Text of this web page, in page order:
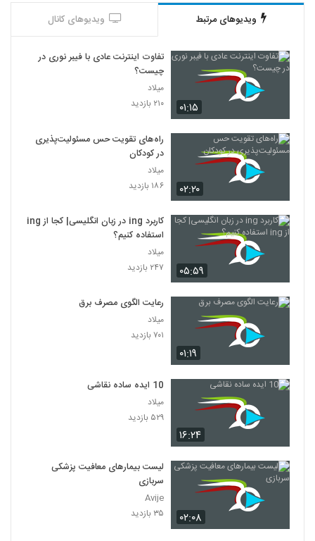
ویدیوهای مرتبط ویدیوهای کانال
۰۱:۱۵
تفاوت اینترنت عادی با فیبر نوری در
چیست؟
میلاد
۲۱۰ بازدید
۰۲:۲۰
راه‌های تقویت حس مسئولیت‌پذیری
در کودکان
میلاد
۱۸۶ بازدید
۰۵:۵۹
کاربرد ing در زبان انگلیسی| کجا از ing
استفاده کنیم؟
میلاد
۲۴۷ بازدید
۰۱:۱۹
رعایت الگوی مصرف برق
میلاد
۷۰۱ بازدید
۱۶:۲۴
10 ایده ساده نقاشی
میلاد
۵۲۹ بازدید
۰۲:۰۸
لیست بیمارهای معافیت پزشکی
سربازی
Avije
۳۵ بازدید